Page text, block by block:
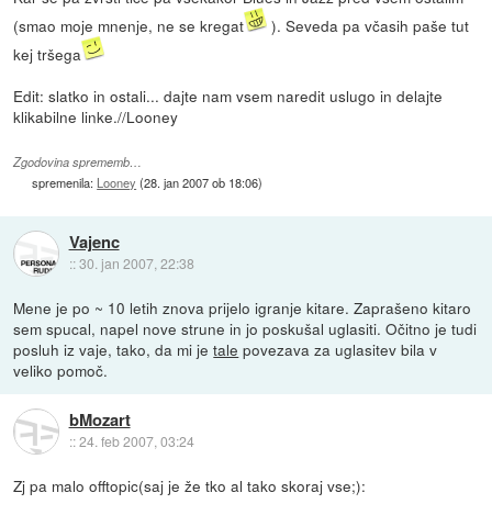
(smao moje mnenje, ne se kregat
). Seveda pa včasih paše tut
kej tršega
Edit: slatko in ostali... dajte nam vsem naredit uslugo in delajte
klikabilne linke.//Looney
Zgodovina sprememb…
spremenila: Looney (28. jan 2007 ob 18:06)
Vajenc
::30. jan 2007, 22:38
Mene je po ~ 10 letih znova prijelo igranje kitare. Zaprašeno kitaro
sem spucal, napel nove strune in jo poskušal uglasiti. Očitno je tudi
posluh iz vaje, tako, da mi jetale povezava za uglasitev bila v
veliko pomoč.
bMozart
::24. feb 2007, 03:24
Zj pa malo offtopic(saj je že tko al tako skoraj vse;):